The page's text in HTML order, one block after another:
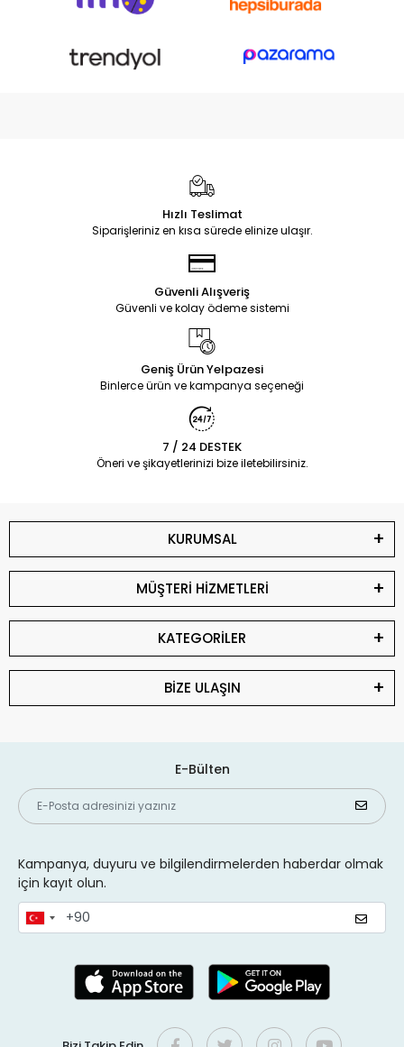
Hızlı Teslimat
Siparişleriniz en kısa sürede elinize ulaşır.
Güvenli Alışveriş
Güvenli ve kolay ödeme sistemi
Geniş Ürün Yelpazesi
Binlerce ürün ve kampanya seçeneği
7 / 24 DESTEK
Öneri ve şikayetlerinizi bize iletebilirsiniz.
KURUMSAL
MÜŞTERİ HİZMETLERİ
KATEGORİLER
BİZE ULAŞIN
E-Bülten
Kampanya, duyuru ve bilgilendirmelerden haberdar olmak
için kayıt olun.